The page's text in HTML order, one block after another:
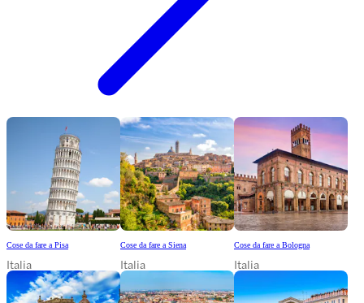
Cose da fare a Pisa
Italia
Cose da fare a Siena
Italia
Cose da fare a Bologna
Italia